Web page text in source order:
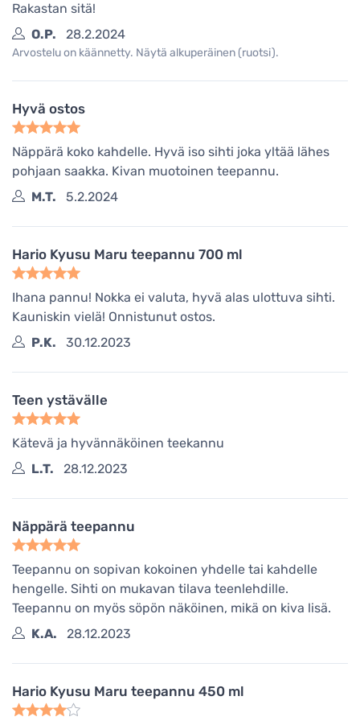
Rakastan sitä!
O.P.
28.2.2024
Arvostelu on käännetty. Näytä alkuperäinen (ruotsi).
Hyvä ostos
Näppärä koko kahdelle. Hyvä iso sihti joka yltää lähes
pohjaan saakka. Kivan muotoinen teepannu.
M.T.
5.2.2024
Hario Kyusu Maru teepannu 700 ml
Ihana pannu! Nokka ei valuta, hyvä alas ulottuva sihti.
Kauniskin vielä! Onnistunut ostos.
P.K.
30.12.2023
Teen ystävälle
Kätevä ja hyvännäköinen teekannu
L.T.
28.12.2023
Näppärä teepannu
Teepannu on sopivan kokoinen yhdelle tai kahdelle
hengelle. Sihti on mukavan tilava teenlehdille.
Teepannu on myös söpön näköinen, mikä on kiva lisä.
K.A.
28.12.2023
Hario Kyusu Maru teepannu 450 ml